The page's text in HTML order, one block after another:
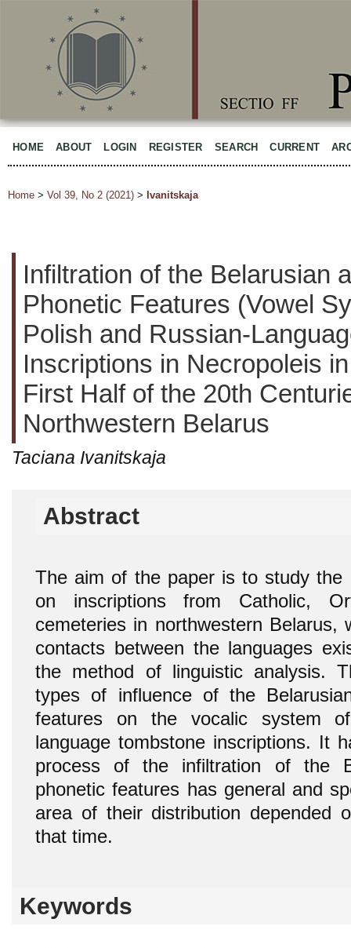
HOME ABOUT LOGIN REGISTER SEARCH CURRENT
Home > Vol 39, No 2 (2021) > Ivanitskaja
Infiltration of the Belarusian
Phonetic Features (Vowel
Polish and Russian-
Inscriptions in Necropoleis
First Half of the 20th
Northwestern Belarus
Taciana Ivanitskaja
Abstract
The aim of the paper is to study the
on inscriptions from Catholic,
cemeteries in northwestern Belarus,
contacts between the languages
the method of linguistic analysis.
types of influence of the
features on the vocalic system
language tombstone inscriptions. It
process of the infiltration of the
phonetic features has general and
area of their distribution depended
that time.
Keywords